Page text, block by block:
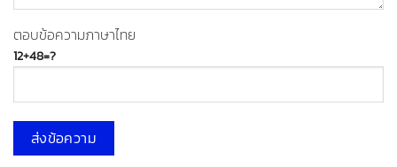
ตอบข้อความภาษาไทย
12+48=?